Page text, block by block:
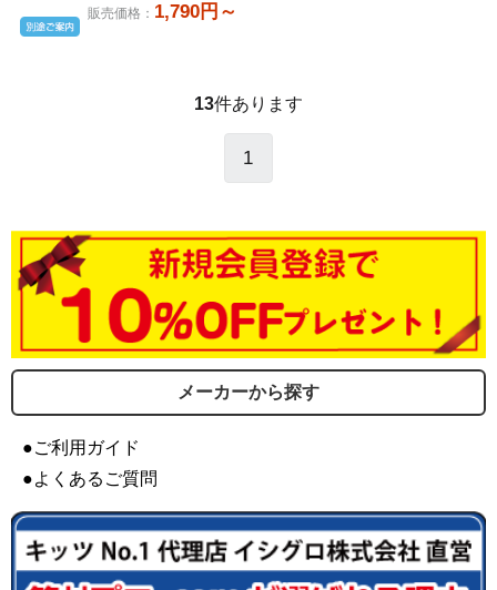
販売価格 ： 1,790円～
13件あります
1
メーカーから探す
●ご利用ガイド
●よくあるご質問